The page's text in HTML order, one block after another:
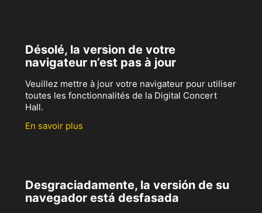
Désolé, la version de votre
navigateur n’est pas à jour
Veuillez mettre à jour votre navigateur pour utiliser
toutes les fonctionnalités de la Digital Concert
Hall.
En savoir plus
Desgraciadamente, la versión de su
navegador está desfasada